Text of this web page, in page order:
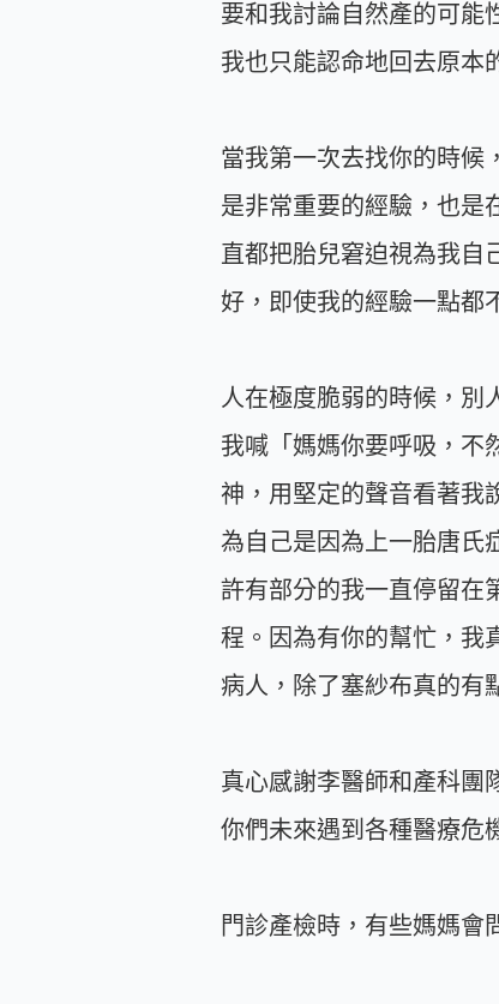
要和我討論自然產的可能
我也只能認命地回去原本
當我第一次去找你的時候
是非常重要的經驗，也是
直都把胎兒窘迫視為我自
好，即使我的經驗一點都
人在極度脆弱的時候，別
我喊「媽媽你要呼吸，不
神，用堅定的聲音看著我
為自己是因為上一胎唐氏
許有部分的我一直停留在
程。因為有你的幫忙，我
病人，除了塞紗布真的有
真心感謝李醫師和產科團
你們未來遇到各種醫療危
門診產檢時，有些媽媽會